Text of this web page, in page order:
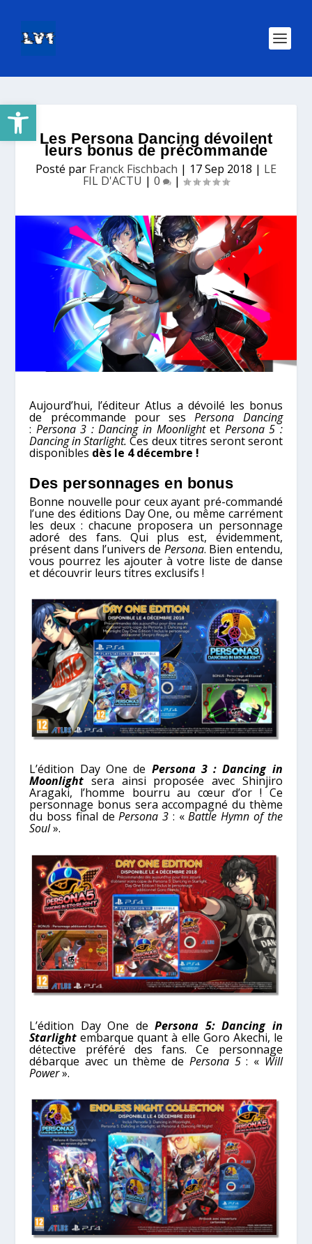
Ouvrir la barre d’outils
Les Persona Dancing dévoilent
leurs bonus de précommande
Posté par Franck Fischbach | 17 Sep 2018 | LE
FIL D'ACTU | 0 |
Aujourd’hui, l’éditeur Atlus a dévoilé les bonus
de précommande pour sesPersona Dancing
: Persona 3 : Dancing in Moonlightet Persona 5 :
Dancing in Starlight. Ces deux titres seront seront
disponibles dès le 4 décembre !
Des personnages en bonus
Bonne nouvelle pour ceux ayant pré-commandé
l’une des éditions Day One, ou même carrément
les deux : chacune proposera un personnage
adoré des fans. Qui plus est, évidemment,
présent dans l’univers de Persona. Bien entendu,
vous pourrez les ajouter à votre liste de danse
et découvrir leurs titres exclusifs !
L’édition Day One de Persona 3 : Dancing in
Moonlight sera ainsi proposée avec Shinjiro
Aragaki, l’homme bourru au cœur d’or ! Ce
personnage bonus sera accompagné du thème
du boss final dePersona 3 : «Battle Hymn of the
Soul».
L’édition Day One dePersona 5: Dancing in
Starlight embarque quant à elle Goro Akechi, le
détective préféré des fans. Ce personnage
débarque avec un thème de Persona 5: « Will
Power».